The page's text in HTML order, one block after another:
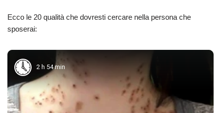
Ecco le 20 qualità che dovresti cercare nella persona che
sposerai:
2 h 54 min